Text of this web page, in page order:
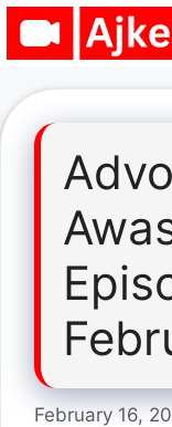
Skip
February 16,